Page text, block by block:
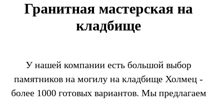
Гранитная мастерская на
кладбище
У нашей компании есть большой выбор
памятников на могилу на кладбище Холмец -
более 1000 готовых вариантов. Мы предлагаем